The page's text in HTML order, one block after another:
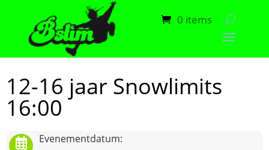
0 items
12-16 jaar Snowlimits
16:00
Evenementdatum: